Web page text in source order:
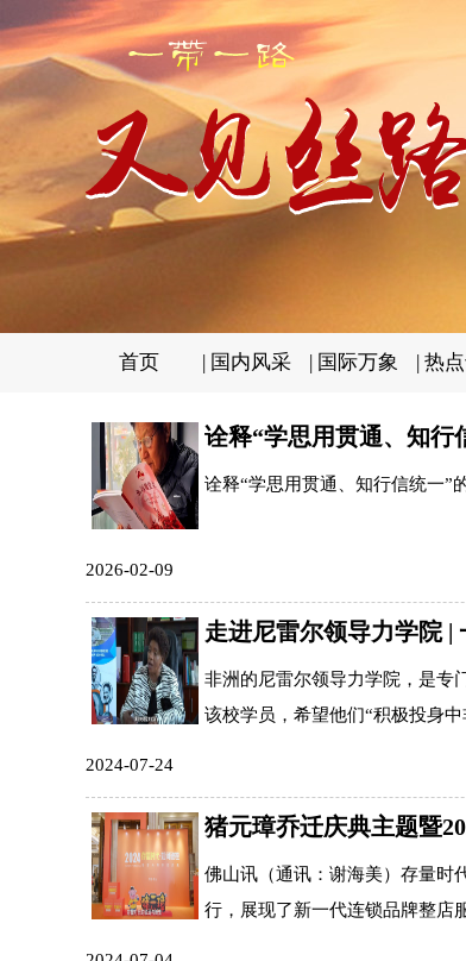
首页 | 国内风采 | 国际万象 | 热
诠释“学思用贯通、知
诠释“学思用贯通、知行信统一
2026-02-09
走进尼雷尔领导力学院 |
非洲的尼雷尔领导力学院，是专
该校学员，希望他们“积极投身
2024-07-24
猪元璋乔迁庆典主题暨
佛山讯（通讯：谢海美）存量时
行，展现了新一代连锁品牌整店